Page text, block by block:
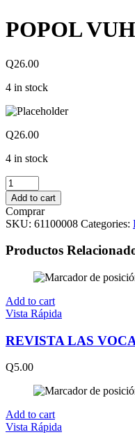
POPOL
Q26.00
4 in stock
Q26.00
4 in stock
POPOL
VUH
-
VERSION
DE
BOLSILLO
quantity
Add to cart
Comprar
SKU: 61100008 Categories:
Productos
Add to cart
Vista Rápida
REVISTA LAS
Q5.00
Add to cart
Vista Rápida